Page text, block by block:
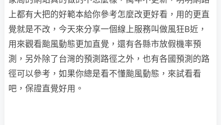
上都有大把的好範本給你參考怎麼改更好看，用的更直
覺就是不改，今天來分享一個線上服務叫做風狂B近，
用來觀看颱風動態更加直覺，還有各縣市放假機率預
測，另外除了台灣的預測路徑之外，也有各國預測的路
徑可以參考，如果你總是看不懂颱風動態，來試看看
吧，保證直覺好用。